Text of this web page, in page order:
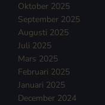
Oktober 2025
September 2025
Augusti 2025
Juli 2025
Mars 2025
Februari 2025
Januari 2025
December 2024